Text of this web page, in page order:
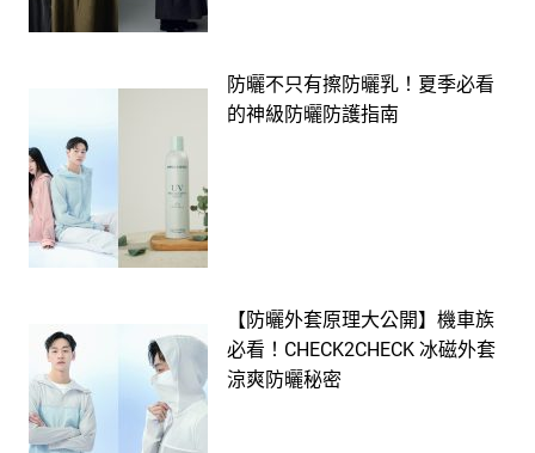
防曬不只有擦防曬乳！夏季必看
的神級防曬防護指南
【防曬外套原理大公開】機車族
必看！CHECK2CHECK 冰磁外套
涼爽防曬秘密